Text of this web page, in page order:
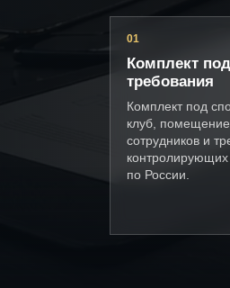
01
Комплект под
требования
Комплект под
клуб,
сотрудников и
контролирующих
по России.